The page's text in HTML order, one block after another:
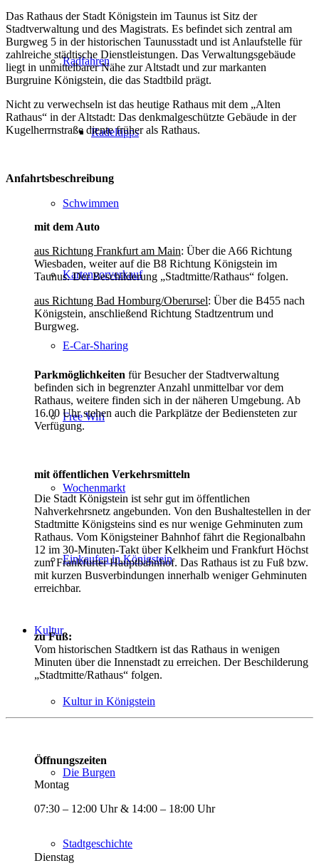
Radfahren
Radeltipps
Schwimmen
Kartenvorverkauf
E-Car-Sharing
Free Wifi
Wochenmarkt
Einkaufen in Königstein
Kultur
Kultur in Königstein
Die Burgen
Stadtgeschichte
Das Rathaus der Stadt Königstein im Taunus ist Sitz der
Stadtverwaltung und des Magistrats. Es befindet sich zentral am
Burgweg 5 in der historischen Taunusstadt und ist Anlaufstelle für
zahlreiche städtische Dienstleistungen. Das Verwaltungsgebäude
liegt in unmittelbarer Nähe zur Altstadt und zur markanten
Burgruine Königstein, die das Stadtbild prägt.
Nicht zu verwechseln ist das heutige Rathaus mit dem „Alten
Rathaus“ in der Altstadt: Das denkmalgeschützte Gebäude in der
Kugelherrnstraße diente früher als Rathaus.
Anfahrtsbeschreibung
mit dem Auto
aus Richtung Frankfurt am Main: Über die A66 Richtung
Wiesbaden, weiter auf die B8 Richtung Königstein im
Taunus. Der Beschilderung „Stadtmitte/Rathaus“ folgen.
aus Richtung Bad Homburg/Oberursel: Über die B455 nach
Königstein, anschließend Richtung Stadtzentrum und
Burgweg.
Parkmöglichkeiten für Besucher der Stadtverwaltung
befinden sich in begrenzter Anzahl unmittelbar vor dem
Rathaus, weitere finden sich in der näheren Umgebung. Ab
16.00 Uhr stehen auch die Parkplätze der Bediensteten zur
Verfügung.
mit öffentlichen Verkehrsmitteln
Die Stadt Königstein ist sehr gut im öffentlichen
Nahverkehrsnetz angebunden. Von den Bushaltestellen in der
Stadtmitte Königsteins sind es nur wenige Gehminuten zum
Rathaus. Vom Königsteiner Bahnhof fährt die Regionalbahn
12 im 30-Minuten-Takt über Kelkheim und Frankfurt Höchst
zum Frankfurter Hauptbahnhof. Das Rathaus ist zu Fuß bzw.
mit kurzen Busverbindungen innerhalb weniger Gehminuten
erreichbar.
zu Fuß:
Vom historischen Stadtkern ist das Rathaus in wenigen
Minuten über die Innenstadt zu erreichen. Der Beschilderung
„Stadtmitte/Rathaus“ folgen.
Öffnungszeiten
Montag
07:30 – 12:00 Uhr & 14:00 – 18:00 Uhr
Dienstag